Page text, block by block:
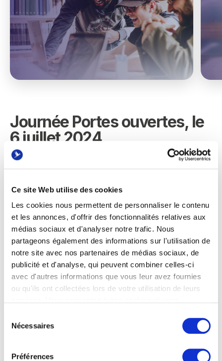
Ce site Web utilise des cookies
Les cookies nous permettent de personnaliser le contenu
et les annonces, d'offrir des fonctionnalités relatives aux
médias sociaux et d'analyser notre trafic. Nous
partageons également des informations sur l'utilisation de
notre site avec nos partenaires de médias sociaux, de
publicité et d'analyse, qui peuvent combiner celles-ci
avec d'autres informations que vous leur avez fournies
ou qu'ils ont collectées lors de votre utilisation de leurs
Nécessaires
Préférences
Journée Portes ouvertes, le
6 juillet 2024
L’évènement est
, et ouvert à toutes et
L’occasion pour vous de découvrir nos différents
parcours certifiants autour du digital, de l’IA et de la
data.
Des parcours sur mesure (en 15 mois, 2 ans ou 3
ans) adaptés au niveau de chacun et chacune.
Cette journée portes ouvertes sera l’occasion
parfaite pour découvrir :
chef de projet digital et IA, publicité en ligne, retail
media, business developer, product owner, etc)
✔️​ Quels sont
et les tendances